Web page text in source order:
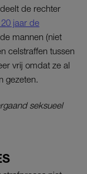
de rechter
jaar de
mannen (niet
celstraffen tussen
vrij omdat ze al
gezeten.
seksueel